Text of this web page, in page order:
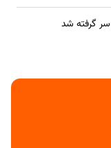
سر گرفته شد